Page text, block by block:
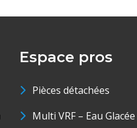
Espace pros
Pièces détachées
Multi VRF – Eau Glacée